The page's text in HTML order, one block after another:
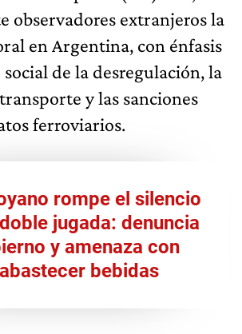
observadores extranjeros la
en Argentina, con énfasis
de la desregulación, la
y las sanciones
ferroviarios.
rompe el silencio
jugada: denuncia
y amenaza con
bebidas